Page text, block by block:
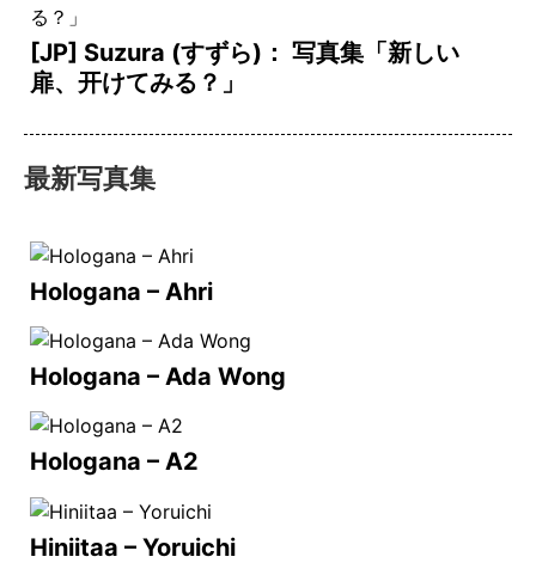
[JP] Suzura (すずら)： 写真集「新しい
扉、开けてみる？」
最新写真集
Hologana – Ahri
Hologana – Ada Wong
Hologana – A2
Hiniitaa – Yoruichi